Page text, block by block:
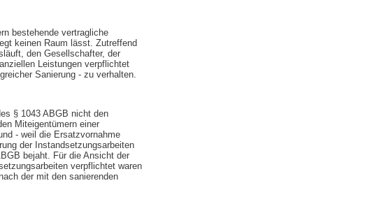
bestehende vertragliche
keinen Raum lässt. Zutreffend
den Gesellschafter, der
Leistungen verpflichtet
Sanierung - zu verhalten.
§ 1043 ABGB nicht den
Miteigentümern einer
- weil die Ersatzvornahme
der Instandsetzungsarbeiten
bejaht. Für die Ansicht der
verpflichtet waren
der mit den sanierenden